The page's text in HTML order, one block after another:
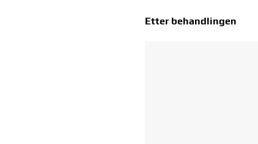
Etter behandlingen